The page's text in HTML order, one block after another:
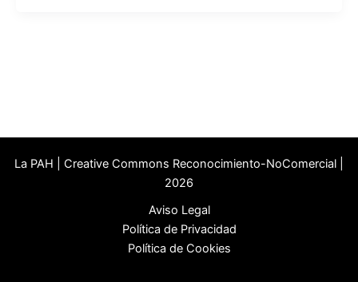
La PAH | Creative Commons Reconocimiento-NoComercial |
2026
Aviso Legal
Política de Privacidad
Política de Cookies